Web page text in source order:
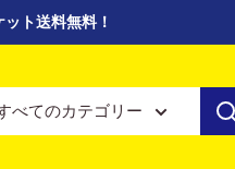
ト送料無料！
べてのカテゴリー